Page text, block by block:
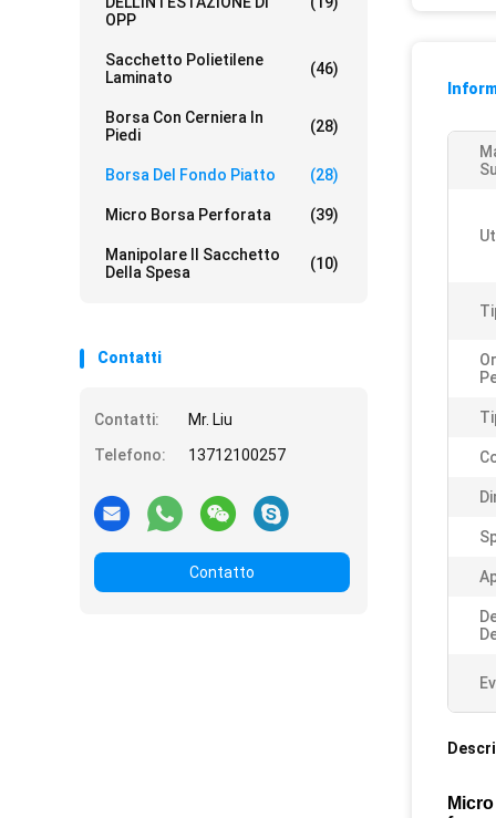
OPP
Sacchetto Polietilene
Laminato
(46)
Borsa Con Cerniera In
Piedi
(28)
Borsa Del Fondo Piatto (28)
Micro Borsa Perforata (39)
Manipolare Il Sacchetto
Della Spesa
(10)
Contatti
Contatti:
Mr. Liu
Telefono:
13712100257
Contatto